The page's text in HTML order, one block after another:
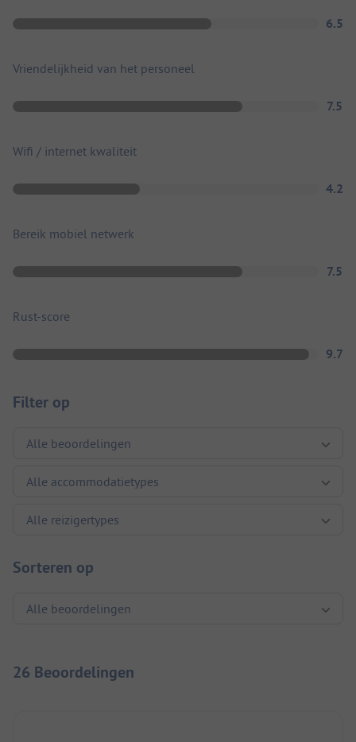
6.5
Vriendelijkheid van het personeel
7.5
Wifi / internet kwaliteit
4.2
Bereik mobiel netwerk
7.5
Rust-score
9.7
Filter op
Sorteren op
26 Beoordelingen